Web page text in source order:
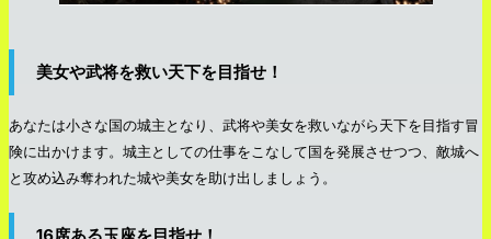
美女や武将を救い天下を目指せ！
あなたは小さな国の城主となり、武将や美女を救いながら天下を目指す冒
険に出かけます。城主としての仕事をこなして国を発展させつつ、敵城へ
と攻め込み奪われた城や美女を助け出しましょう。